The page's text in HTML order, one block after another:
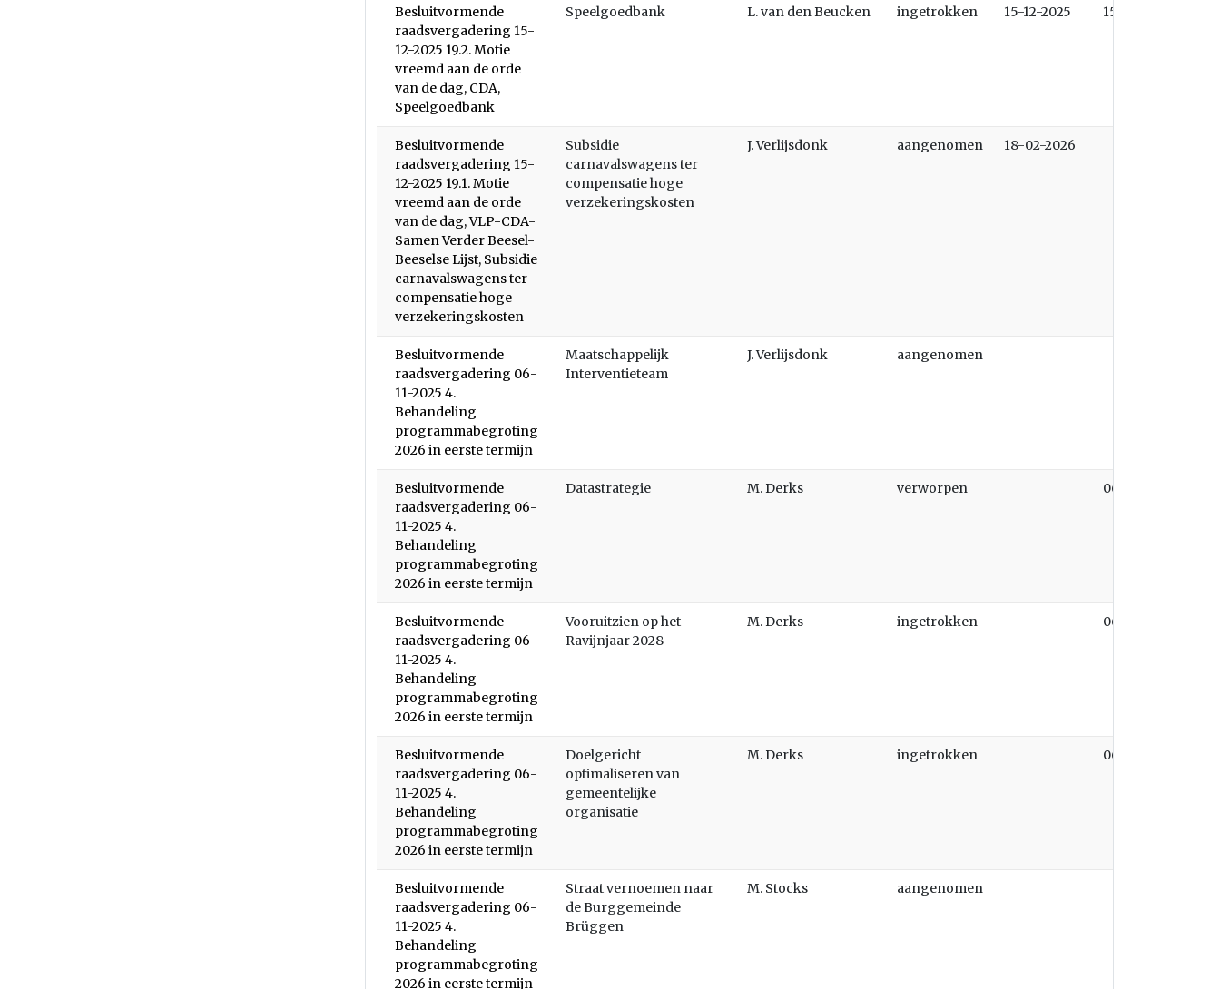
Besluitvormende
raadsvergadering 15-
12-2025 19.2. Motie
vreemd aan de orde
van de dag, CDA,
Speelgoedbank
Speelgoedbank L. van den Beucken ingetrokken 15-12-2025 15-12-2025
Besluitvormende
raadsvergadering 15-
12-2025 19.1. Motie
vreemd aan de orde
van de dag, VLP-CDA-
Samen Verder Beesel-
Beeselse Lijst, Subsidie
carnavalswagens ter
compensatie hoge
verzekeringskosten
Subsidie
carnavalswagens ter
compensatie hoge
verzekeringskosten
J. Verlijsdonk aangenomen 18-02-2026
Besluitvormende
raadsvergadering 06-
11-2025 4.
Behandeling
programmabegroting
2026 in eerste termijn
Maatschappelijk
Interventieteam
J. Verlijsdonk aangenomen
Besluitvormende
raadsvergadering 06-
11-2025 4.
Behandeling
programmabegroting
2026 in eerste termijn
Datastrategie M. Derks verworpen 06-11-2025
Besluitvormende
raadsvergadering 06-
11-2025 4.
Behandeling
programmabegroting
2026 in eerste termijn
Vooruitzien op het
Ravijnjaar 2028
M. Derks ingetrokken 06-11-2025
Besluitvormende
raadsvergadering 06-
11-2025 4.
Behandeling
programmabegroting
2026 in eerste termijn
Doelgericht
optimaliseren van
gemeentelijke
organisatie
M. Derks ingetrokken 06-11-2025
Besluitvormende
raadsvergadering 06-
11-2025 4.
Behandeling
programmabegroting
2026 in eerste termijn
Straat vernoemen naar
de Burggemeinde
Brüggen
M. Stocks aangenomen